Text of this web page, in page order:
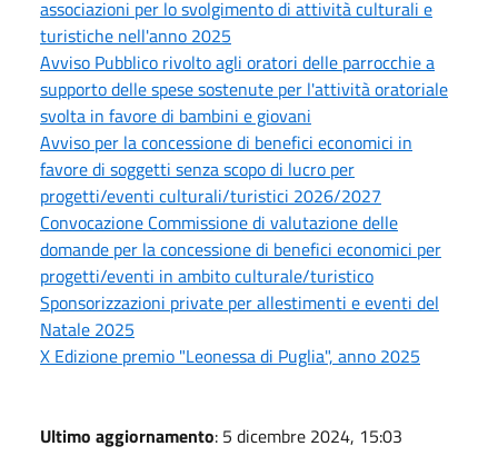
associazioni per lo svolgimento di attività culturali e
turistiche nell'anno 2025
Avviso Pubblico rivolto agli oratori delle parrocchie a
supporto delle spese sostenute per l'attività oratoriale
svolta in favore di bambini e giovani
Avviso per la concessione di benefici economici in
favore di soggetti senza scopo di lucro per
progetti/eventi culturali/turistici 2026/2027
Convocazione Commissione di valutazione delle
domande per la concessione di benefici economici per
progetti/eventi in ambito culturale/turistico
Sponsorizzazioni private per allestimenti e eventi del
Natale 2025
X Edizione premio "Leonessa di Puglia", anno 2025
Ultimo aggiornamento: 5 dicembre 2024, 15:03